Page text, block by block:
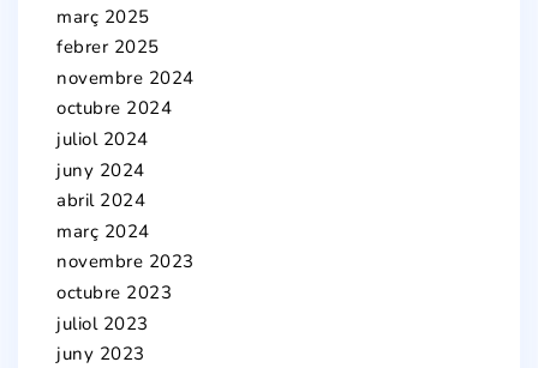
març 2025
febrer 2025
novembre 2024
octubre 2024
juliol 2024
juny 2024
abril 2024
març 2024
novembre 2023
octubre 2023
juliol 2023
juny 2023